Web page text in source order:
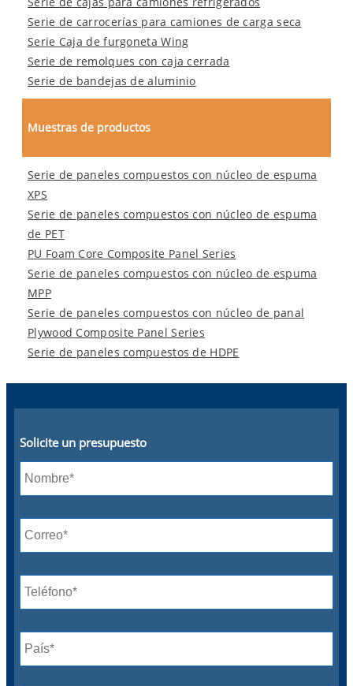
Serie de carrocerías para camiones de carga seca
Serie Caja de furgoneta Wing
Serie de remolques con caja cerrada
Serie de bandejas de aluminio
Muestras de productos
Serie de paneles compuestos con núcleo de espuma
XPS
Serie de paneles compuestos con núcleo de espuma
de PET
PU Foam Core Composite Panel Series
Serie de paneles compuestos con núcleo de espuma
MPP
Serie de paneles compuestos con núcleo de panal
Plywood Composite Panel Series
Serie de paneles compuestos de HDPE
Solicite un presupuesto